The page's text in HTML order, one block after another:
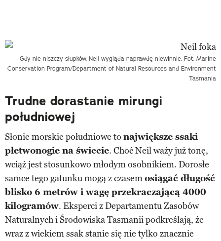
Gdy nie niszczy słupków, Neil wygląda naprawdę niewinnie. Fot. Marine
Conservation Program/Department of Natural Resources and Environment
Tasmania
Trudne dorastanie mirungi
południowej
Słonie morskie południowe to największe ssaki
płetwonogie na świecie. Choć Neil waży już tonę,
wciąż jest stosunkowo młodym osobnikiem. Dorosłe
samce tego gatunku mogą z czasemosiągać długość
blisko 6 metrów i wagę przekraczającą 4000
kilogramów. Eksperci z Departamentu Zasobów
Naturalnych i Środowiska Tasmanii podkreślają, że
wraz z wiekiem ssak stanie się nie tylko znacznie